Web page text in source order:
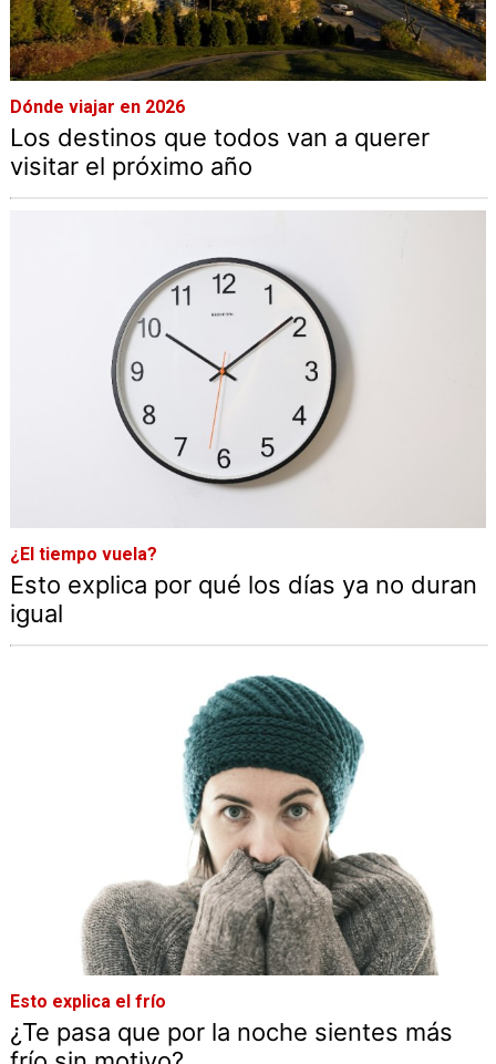
Dónde viajar en 2026
Los destinos que todos van a querer
visitar el próximo año
¿El tiempo vuela?
Esto explica por qué los días ya no duran
igual
Esto explica el frío
¿Te pasa que por la noche sientes más